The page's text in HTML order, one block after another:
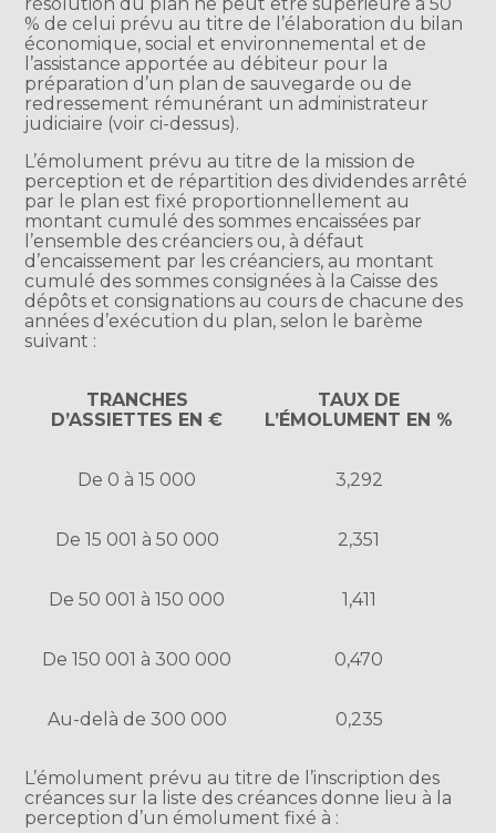
% de celui prévu au titre de l’élaboration du bilan
économique, social et environnemental et de
l’assistance apportée au débiteur pour la
préparation d’un plan de sauvegarde ou de
redressement rémunérant un administrateur
judiciaire (voir ci-dessus).
L’émolument prévu au titre de la mission de
perception et de répartition des dividendes arrêté
par le plan est fixé proportionnellement au
montant cumulé des sommes encaissées par
l’ensemble des créanciers ou, à défaut
d’encaissement par les créanciers, au montant
cumulé des sommes consignées à la Caisse des
dépôts et consignations au cours de chacune des
années d’exécution du plan, selon le barème
suivant :
TRANCHES
D’ASSIETTES EN €
TAUX DE
L’ÉMOLUMENT EN %
De 0 à 15 000 3,292
De 15 001 à 50 000 2,351
De 50 001 à 150 000 1,411
De 150 001 à 300 000 0,470
Au-delà de 300 000 0,235
L’émolument prévu au titre de l’inscription des
créances sur la liste des créances donne lieu à la
perception d’un émolument fixé à :